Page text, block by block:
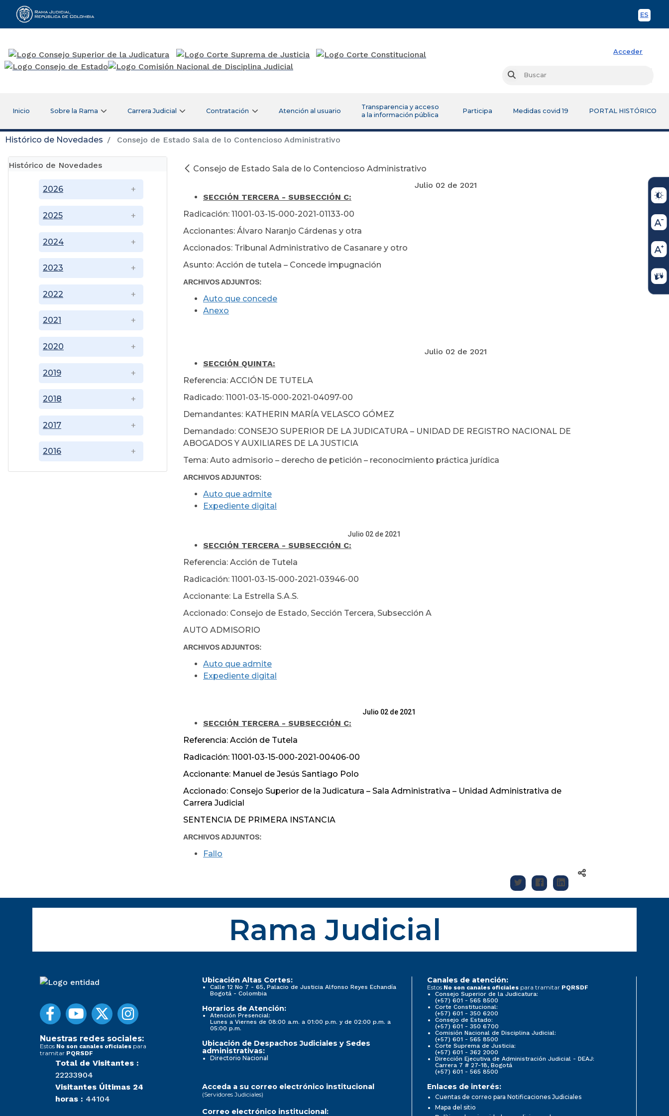
ES
Rama Judicial
Acceder
Buscar
Inicio Sobre la Rama Carrera Judicial Contratación Atención al usuario
Transparencia y acceso
a la información pública
Participa Medidas covid 19 PORTAL HISTÓRICO
Histórico de Novedades Consejo de Estado Sala de lo Contencioso Administrativo
Histórico de Novedades
2016
2017
2018
2019
2020
2021
2022
2023
2024
2025
2026
Consejo de Estado Sala de lo Contencioso Administrativo
Julio 02 de 2021
SECCIÓN TERCERA - SUBSECCIÓN C:
Radicación: 11001-03-15-000-2021-01133-00
Accionantes: Álvaro Naranjo Cárdenas y otra
Accionados: Tribunal Administrativo de Casanare y otro
Asunto: Acción de tutela – Concede impugnación
ARCHIVOS ADJUNTOS:
Auto que concede
Anexo
Julio 02 de 2021
SECCIÓN QUINTA:
Referencia: ACCIÓN DE TUTELA
Radicado: 11001-03-15-000-2021-04097-00
Demandantes: KATHERIN MARÍA VELASCO GÓMEZ
Demandado: CONSEJO SUPERIOR DE LA JUDICATURA – UNIDAD DE REGISTRO NACIONAL DE
ABOGADOS Y AUXILIARES DE LA JUSTICIA
Tema: Auto admisorio – derecho de petición – reconocimiento práctica jurídica
ARCHIVOS ADJUNTOS:
Auto que admite
Expediente digital
Julio 02 de 2021
SECCIÓN TERCERA - SUBSECCIÓN C:
Referencia: Acción de Tutela
Radicación: 11001-03-15-000-2021-03946-00
Accionante: La Estrella S.A.S.
Accionado: Consejo de Estado, Sección Tercera, Subsección A
AUTO ADMISORIO
ARCHIVOS ADJUNTOS:
Auto que admite
Expediente digital
Julio 02 de 2021
SECCIÓN TERCERA - SUBSECCIÓN C:
Referencia: Acción de Tutela
Radicación: 11001-03-15-000-2021-00406-00
Accionante: Manuel de Jesús Santiago Polo
Accionado: Consejo Superior de la Judicatura – Sala Administrativa – Unidad Administrativa de
Carrera Judicial
SENTENCIA DE PRIMERA INSTANCIA
ARCHIVOS ADJUNTOS:
Fallo
Rama Judicial
Nuestras redes sociales:
Estos No son canales oficiales para
tramitar PQRSDF
Total de Visitantes :
22233904
Visitantes Últimas 24
horas : 44104
Ubicación Altas Cortes:
Calle 12 No 7 - 65, Palacio de Justicia Alfonso Reyes Echandía
Bogotá - Colombia
Horarios de Atención:
Atención Presencial:
Lunes a Viernes de 08:00 a.m. a 01:00 p.m. y de 02:00 p.m. a
05:00 p.m.
Ubicación de Despachos Judiciales y Sedes
administrativas:
Directorio Nacional
Canales de atención:
Estos No son canales oficiales para tramitar PQRSDF
Consejo Superior de la Judicatura:
(+57) 601 - 565 8500
Corte Constitucional:
(+57) 601 - 350 6200
Consejo de Estado:
(+57) 601 - 350 6700
Comisión Nacional de Disciplina Judicial:
(+57) 601 - 565 8500
Corte Suprema de Justicia:
(+57) 601 - 362 2000
Dirección Ejecutiva de Administración Judicial - DEAJ:
Carrera 7 # 27-18, Bogotá
(+57) 601 - 565 8500
Acceda a su correo electrónico institucional
(Servidores Judiciales)
Correo electrónico institucional:
Enlaces de interés:
Cuentas de correo para Notificaciones Judiciales
Mapa del sitio